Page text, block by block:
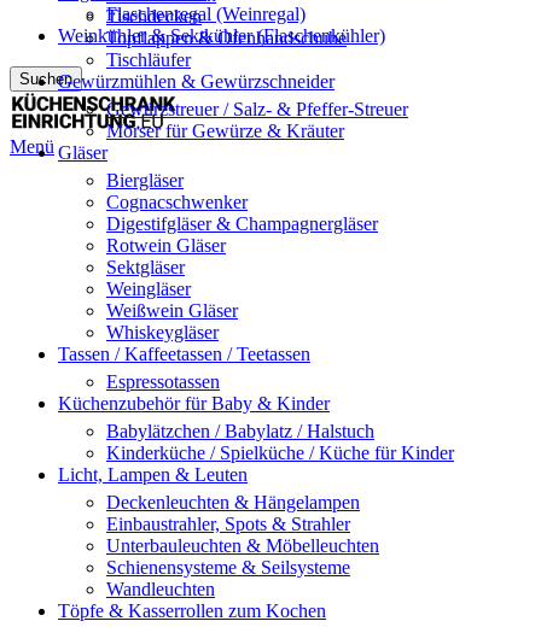
Flaschenregal (Weinregal)
Weinkühler & Sektkühler (Flaschenkühler)
Suchen
Menü
Tischdecken
Topflappen & Ofenhandschuhe
Tischläufer
Gewürzmühlen & Gewürzschneider
Gewürzstreuer / Salz- & Pfeffer-Streuer
Mörser für Gewürze & Kräuter
Gläser
Biergläser
Cognacschwenker
Digestifgläser & Champagnergläser
Rotwein Gläser
Sektgläser
Weingläser
Weißwein Gläser
Whiskeygläser
Tassen / Kaffeetassen / Teetassen
Espressotassen
Küchenzubehör für Baby & Kinder
Babylätzchen / Babylatz / Halstuch
Kinderküche / Spielküche / Küche für Kinder
Licht, Lampen & Leuten
Deckenleuchten & Hängelampen
Einbaustrahler, Spots & Strahler
Unterbauleuchten & Möbelleuchten
Schienensysteme & Seilsysteme
Wandleuchten
Töpfe & Kasserrollen zum Kochen